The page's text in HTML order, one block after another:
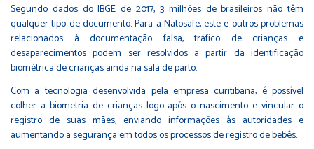
Segundo dados do IBGE de 2017, 3 milhões de brasileiros não têm
qualquer tipo de documento. Para a Natosafe, este e outros problemas
relacionados à documentação falsa, tráfico de crianças e
desaparecimentos podem ser resolvidos a partir da identificação
biométrica de crianças ainda na sala de parto.
Com a tecnologia desenvolvida pela empresa curitibana, é possível
colher a biometria de crianças logo após o nascimento e vincular o
registro de suas mães, enviando informações às autoridades e
aumentando a segurança em todos os processos de registro de bebês.